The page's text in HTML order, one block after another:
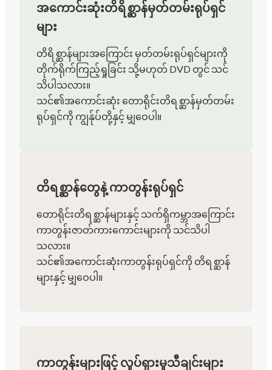
အကောင်းဆုံးတိရိစ္ဆာန်မှတ်တမ်းရုပ်ရှင်
များ
တိရိစ္ဆာန်များအကြောင်း မှတ်တမ်းရုပ်ရှင်များကို
တိုက်ရိုက်ကြည့်ရှုခြင်း သို့မဟုတ် DVD တွင် သင်
သိပါသလား။
သင်၏အကောင်းဆုံး တောရိုင်းတိရစ္ဆာန်မှတ်တမ်း
ရုပ်ရှင်ကို ကျွန်ုပ်တို့နှင့် မျှဝေပါ။
တိရစ္ဆာန်တွေနဲ့ ကာတွန်းရုပ်ရှင်
တောရိုင်းတိရစ္ဆာန်များနှင့် သက်ရှိကမ္ဘာအကြောင်း
ကာတွန်းဇာတ်ကားကောင်းများကို သင်သိပါ
သလား။
သင်၏အကောင်းဆုံးကာတွန်းရုပ်ရှင်ကို တိရစ္ဆာန်
များနှင့် မျှဝေပါ။
ကာတွန်းများဖြင့် လှုပ်ရှားမှုသီချင်းများ